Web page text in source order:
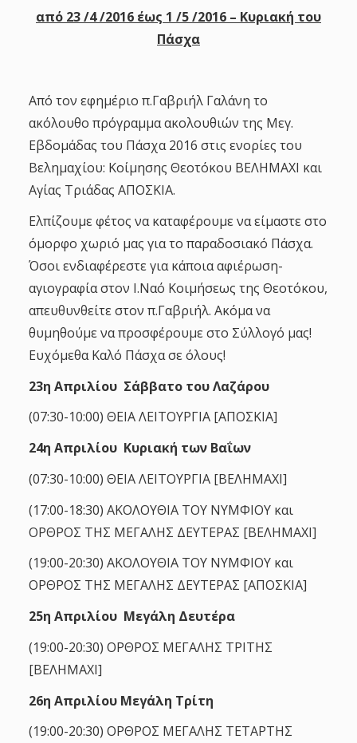
από 23 /4 /2016 έως 1 /5 /2016 – Κυριακή του
Πάσχα
Από τον εφημέριο π.Γαβριήλ Γαλάνη το
ακόλουθο πρόγραμμα ακολουθιών της Μεγ.
Εβδομάδας του Πάσχα 2016 στις ενορίες του
Βελημαχίου: Κοίμησης Θεοτόκου ΒΕΛΗΜΑΧΙ και
Αγίας Τριάδας ΑΠΟΣΚΙΑ.
Ελπίζουμε φέτος να καταφέρουμε να είμαστε στο
όμορφο χωριό μας για το παραδοσιακό Πάσχα.
Όσοι ενδιαφέρεστε για κάποια αφιέρωση-
αγιογραφία στον Ι.Ναό Κοιμήσεως της Θεοτόκου,
απευθυνθείτε στον π.Γαβριήλ. Ακόμα να
θυμηθούμε να προσφέρουμε στο Σύλλογό μας!
Ευχόμεθα Καλό Πάσχα σε όλους!
23η Απριλίου Σάββατο του Λαζάρου
(07:30-10:00) ΘΕΙΑ ΛΕΙΤΟΥΡΓΙΑ [ΑΠΟΣΚΙΑ]
24η Απριλίου Κυριακή των Βαΐων
(07:30-10:00) ΘΕΙΑ ΛΕΙΤΟΥΡΓΙΑ [ΒΕΛΗΜΑΧΙ]
(17:00-18:30) ΑΚΟΛΟΥΘΙΑ ΤΟΥ ΝΥΜΦΙΟΥ και
ΟΡΘΡΟΣ ΤΗΣ ΜΕΓΑΛΗΣ ΔΕΥΤΕΡΑΣ [ΒΕΛΗΜΑΧΙ]
(19:00-20:30) ΑΚΟΛΟΥΘΙΑ ΤΟΥ ΝΥΜΦΙΟΥ και
ΟΡΘΡΟΣ ΤΗΣ ΜΕΓΑΛΗΣ ΔΕΥΤΕΡΑΣ [ΑΠΟΣΚΙΑ]
25η Απριλίου Μεγάλη Δευτέρα
(19:00-20:30) ΟΡΘΡΟΣ ΜΕΓΑΛΗΣ ΤΡΙΤΗΣ
[ΒΕΛΗΜΑΧΙ]
26η Απριλίου Μεγάλη Τρίτη
(19:00-20:30) ΟΡΘΡΟΣ ΜΕΓΑΛΗΣ ΤΕΤΑΡΤΗΣ